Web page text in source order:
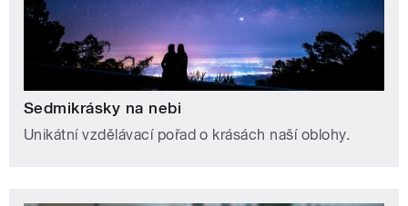
Sedmikrásky na nebi
Unikátní vzdělávací pořad o krásách naší oblohy.